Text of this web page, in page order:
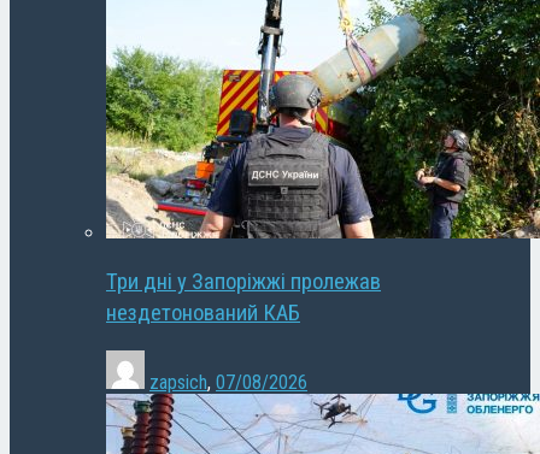
Три дні у Запоріжжі пролежав
нездетонований КАБ
zapsich, 07/08/2026